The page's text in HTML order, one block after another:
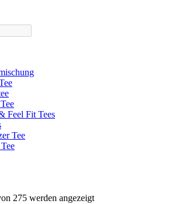
Feel Fit Tees
Tee
275 werden angezeigt